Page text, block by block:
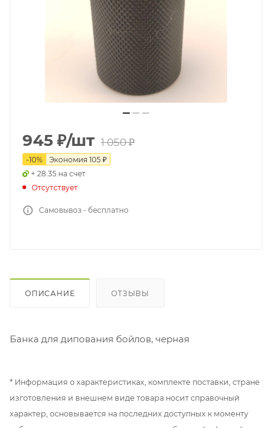
945 ₽/шт 1 050₽
-10% Экономия 105 ₽
+ 28.35 на счет
Отсутствует
Самовывоз - бесплатно
ОПИСАНИЕ ОТЗЫВЫ
Банка для дипования бойлов, черная
* Информация о характеристиках, комплекте поставки, стране
изготовления и внешнем виде товара носит справочный
характер, основывается на последних доступных к моменту